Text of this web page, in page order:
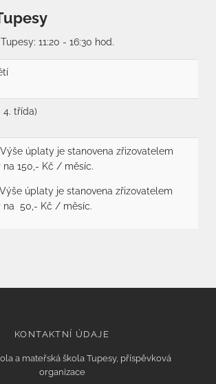
11:20 - 16:30 hod.
4. třída)
úplaty je stanovena zřizovatelem
na 150,- Kč / měsíc.
úplaty je stanovena zřizovatelem
na 50,- Kč / měsíc.
KONTAKTNÍ ÚDAJE
a mateřská škola Tupesy, příspěvková
organizace